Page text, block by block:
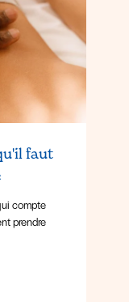
faut
compte
prendre